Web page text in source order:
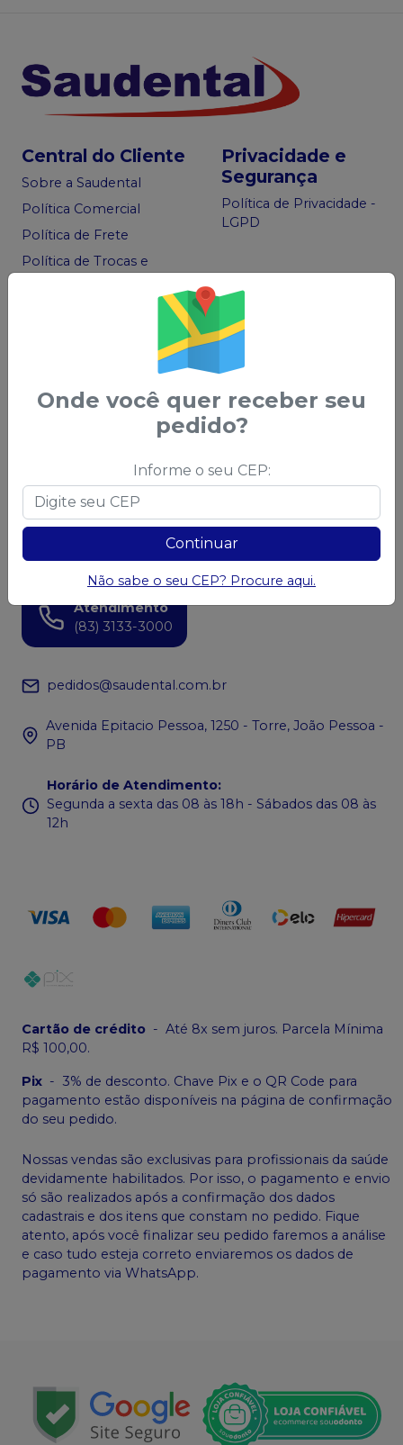
Central do Cliente
Sobre a Saudental
Política Comercial
Política de Frete
Política de Trocas e
Privacidade e
Segurança
Política de Privacidade -
LGPD
Acompanhe nas
WhatsApp
83 99966-0025
Atendimento
(83) 3133-3000
pedidos@saudental.com.br
Avenida Epitacio Pessoa, 1250 - Torre, João Pessoa -
PB
Horário de Atendimento:
Segunda a sexta das 08 às 18h - Sábados das 08 às
12h
Cartão de crédito - Até 8x sem juros. Parcela Mínima
R$ 100,00.
Pix - 3% de desconto. Chave Pix e o QR Code para
pagamento estão disponíveis na página de confirmação
do seu pedido.
Nossas vendas são exclusivas para profissionais da saúde
devidamente habilitados. Por isso, o pagamento e envio
só são realizados após a confirmação dos dados
cadastrais e dos itens que constam no pedido. Fique
atento, após você finalizar seu pedido faremos a análise
e caso tudo esteja correto enviaremos os dados de
pagamento via WhatsApp.
Onde você quer receber seu
pedido?
Informe o seu CEP:
Continuar
Não sabe o seu CEP? Procure aqui.